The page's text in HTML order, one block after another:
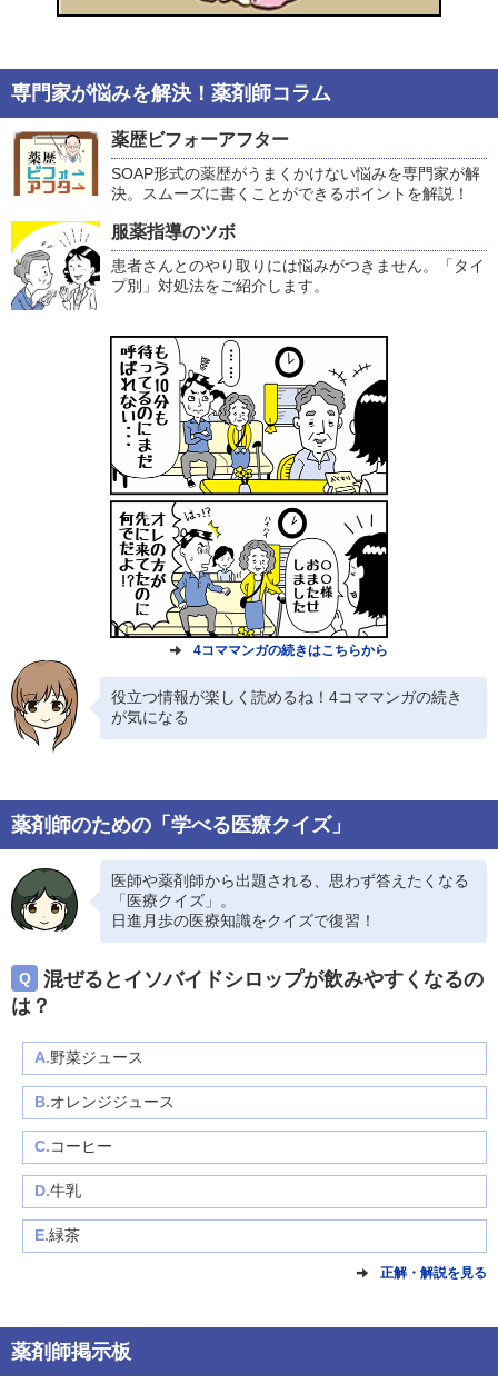
専門家が悩みを解決！薬剤師コラム
薬歴ビフォーアフター
SOAP形式の薬歴がうまくかけない悩みを専門家が解
決。スムーズに書くことができるポイントを解説！
服薬指導のツボ
患者さんとのやり取りには悩みがつきません。「タイ
プ別」対処法をご紹介します。
4コママンガの続きはこちらから
役立つ情報が楽しく読めるね！4コママンガの続き
が気になる
薬剤師のための「学べる医療クイズ」
医師や薬剤師から出題される、思わず答えたくなる
「医療クイズ」。
日進月歩の医療知識をクイズで復習！
Q
混ぜるとイソバイドシロップが飲みやすくなるの
は？
A.野菜ジュース
B.オレンジジュース
C.コーヒー
D.牛乳
E.緑茶
正解・解説を見る
薬剤師掲示板